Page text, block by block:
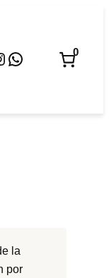
WhatsApp
0
la
por